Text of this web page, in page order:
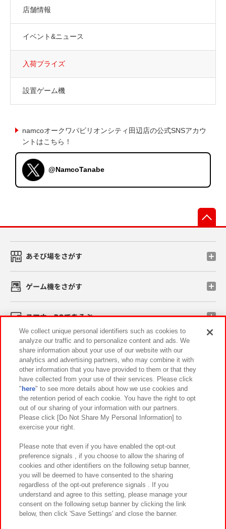
店舗情報
イベント&ニュース
入荷プライズ
設置ゲーム機
namcoオークワパビリオンシティ田辺店の公式SNSアカウ
ントはこちら！
@NamcoTanabe
あそび場をさがす
ゲーム機をさがす
スマホ・PCであそぶ
イベント・キャンペーン
関連会社 サステナビリティ サイトポリシー
プライバシーポリシー ウェブアクセシビリティ方針と検証結果
お取引先さまとともに
カスタマーハラスメント対応方針 よくあるご質問・お問い合わせ
©Bandai Namco Amusement Inc.
We collect unique personal identifiers such as cookies to
analyze our traffic and to personalize content and ads. We
share information about your use of our website with our
analytics and advertising partners, who may combine it with
other information that you have provided to them or that they
have collected from your use of their services. Please click
" here" to see more details about how we use cookies and
the retention period of each cookie. You have the right to opt
out of our sharing of your information with our partners.
Please click [Do Not Share My Personal Information] to
exercise your right.
Please note that even if you have enabled the opt-out
preference signals , if you choose to allow the sharing of
cookies and other identifiers on the following setup banner,
you will be deemed to have consented to the sharing
regardless of the opt-out preference signals . If you
understand and agree to this setting, please manage your
consent on the following setup banner by clicking the link
below, then click 'Save Settings' and close the banner.